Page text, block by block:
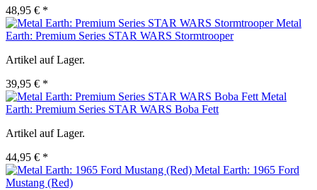
48,95 € *
Metal
Earth: Premium Series STAR WARS Stormtrooper
Artikel auf Lager.
39,95 € *
Metal
Earth: Premium Series STAR WARS Boba Fett
Artikel auf Lager.
44,95 € *
Metal Earth: 1965 Ford
Mustang (Red)